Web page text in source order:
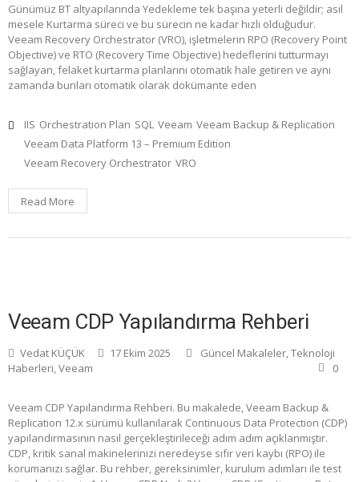
Günümüz BT altyapılarında Yedekleme tek başına yeterli değildir; asıl
mesele Kurtarma süreci ve bu sürecin ne kadar hızlı olduğudur.
Veeam Recovery Orchestrator (VRO), işletmelerin RPO (Recovery Point
Objective) ve RTO (Recovery Time Objective) hedeflerini tutturmayı
sağlayan, felaket kurtarma planlarını otomatik hale getiren ve aynı
zamanda bunları otomatik olarak dokümante eden
IIS Orchestration Plan SQL Veeam Veeam Backup & Replication
Veeam Data Platform 13 – Premium Edition
Veeam Recovery Orchestrator VRO
Read More
Veeam CDP Yapılandırma Rehberi
Vedat KÜÇÜK 17 Ekim 2025 Güncel Makaleler,Teknoloji
Haberleri,Veeam 0
Veeam CDP Yapılandırma Rehberi. Bu makalede, Veeam Backup &
Replication 12.x sürümü kullanılarak Continuous Data Protection (CDP)
yapılandırmasının nasıl gerçekleştirileceği adım adım açıklanmıştır.
CDP, kritik sanal makinelerinizi neredeyse sıfır veri kaybı (RPO) ile
korumanızı sağlar. Bu rehber, gereksinimler, kurulum adımları ile test